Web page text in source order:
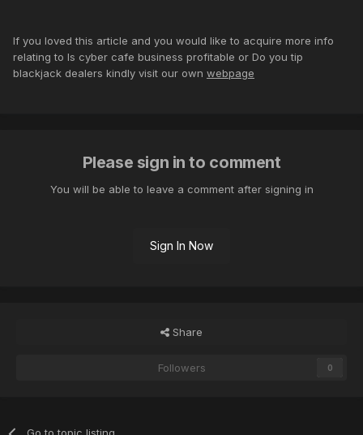
If you loved this article and you would like to acquire more info
relating to Is cyber cafe business profitable or Do you tip
blackjack dealers kindly visit our own webpage
Please sign in to comment
You will be able to leave a comment after signing in
Sign In Now
Share
Followers 0